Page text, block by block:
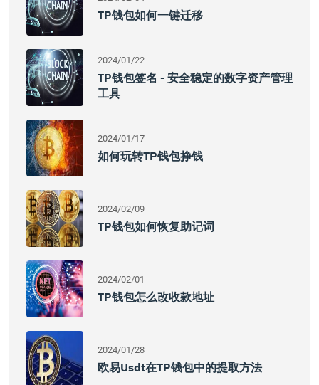
TP钱包如何一键迁移
2024/01/22
TP钱包签名 - 安全稳定的数字资产管理
工具
2024/01/17
如何玩转TP钱包挣钱
2024/02/09
TP钱包如何恢复助记词
2024/02/01
TP钱包怎么改收款地址
2024/01/28
欧易usdt在TP钱包中的提取方法